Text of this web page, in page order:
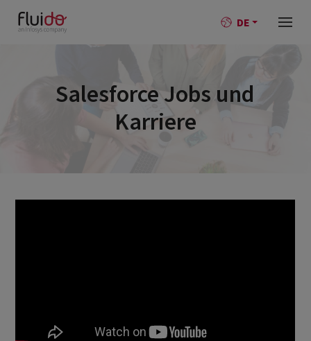
DE
Salesforce Jobs und
Karriere